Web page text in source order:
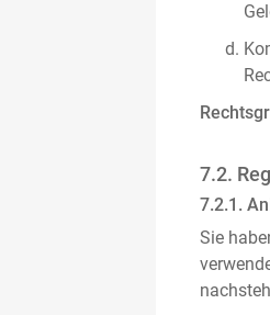
7.2.
7.2.1.
Sie